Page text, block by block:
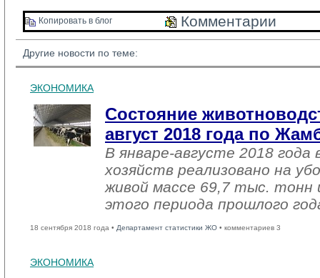
Копировать в блог Комментарии
Другие новости по теме:
ЭКОНОМИКА
Состояние
август 2018 года по
В январе-августе 2018 года
хозяйств реализовано на
живой массе 69,7 тыс. тонн
этого периода прошлого
18 сентября 2018 года • Департамент статистики ЖО • комментариев 3
ЭКОНОМИКА